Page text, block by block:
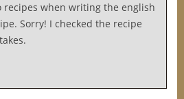
recipes when writing the english
Sorry! I checked the recipe